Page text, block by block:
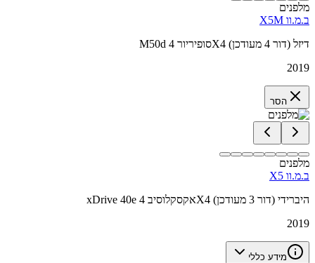
מלפנים
ב.מ.וו X5M
M50d סופיריור 4X4 דיזל (דור 4 מעודכן)
2019
הסר
מלפנים
ב.מ.וו X5
xDrive 40e אקסקלוסיב 4X4 היברידי (דור 3 מעודכן)
2019
מידע כללי